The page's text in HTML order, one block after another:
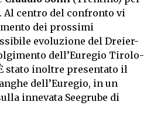
centro del confronto vi
dei prossimi
evoluzione del Dreier-
dell’Euregio Tirolo-
stato inoltre presentato il
dell’Euregio, in un
innevata Seegrube di